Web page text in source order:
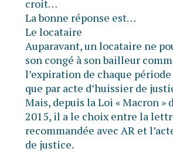
croit…
La bonne réponse est…
Le locataire
Auparavant, un locataire ne
son congé à son bailleur
l’expiration de chaque
que par acte d’huissier de
Mais, depuis la Loi « Macron »
2015, il a le choix entre la
recommandée avec AR et
de justice.